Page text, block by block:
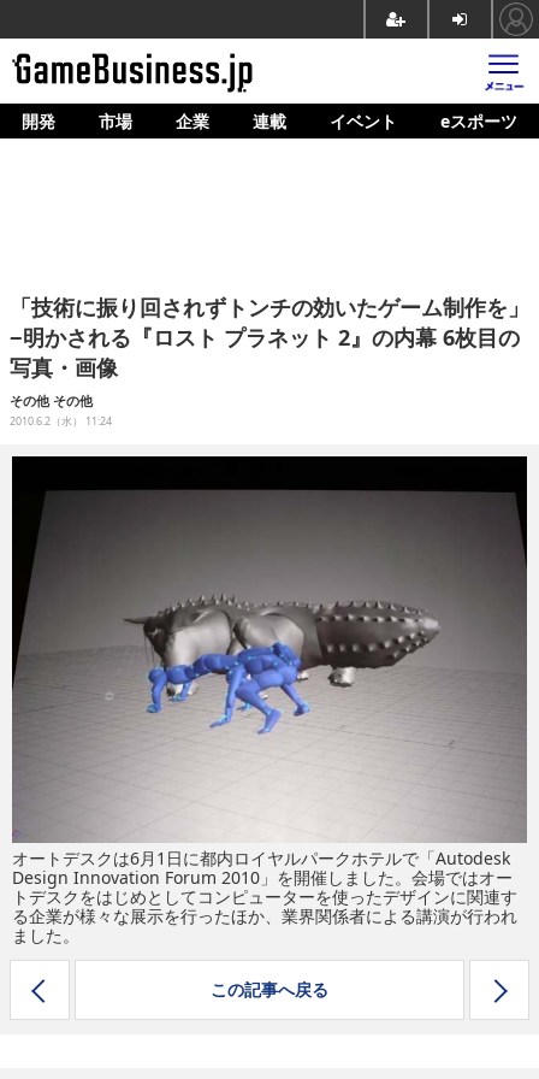
ホーム
企業動向
人材育成
産業政策
イベント/セミナー
eスポーツ
開発 市場 企業 連載 イベント eスポーツ
「技術に振り回されずトンチの効いたゲーム制作を」
−明かされる『ロスト プラネット 2』の内幕 6枚目の
写真・画像
その他 その他
2010.6.2（水） 11:24
オートデスクは6月1日に都内ロイヤルパークホテルで「Autodesk
Design Innovation Forum 2010」を開催しました。会場ではオー
トデスクをはじめとしてコンピューターを使ったデザインに関連す
る企業が様々な展示を行ったほか、業界関係者による講演が行われ
ました。
この記事へ戻る